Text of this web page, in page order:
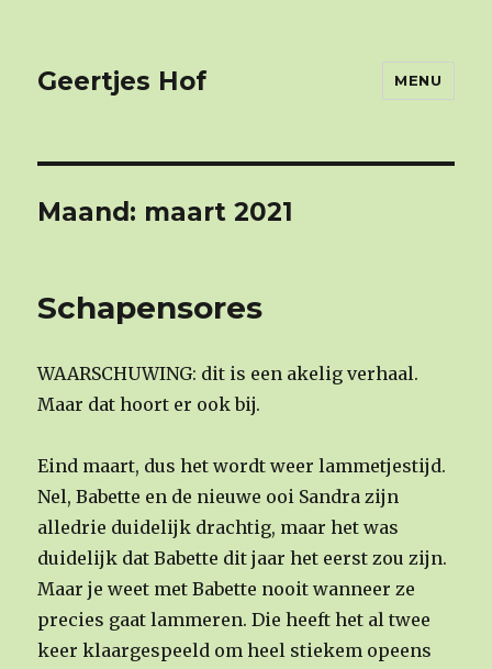
Geertjes Hof MENU
Maand: maart 2021
Schapensores
WAARSCHUWING: dit is een akelig verhaal.
Maar dat hoort er ook bij.
Eind maart, dus het wordt weer lammetjestijd.
Nel, Babette en de nieuwe ooi Sandra zijn
alledrie duidelijk drachtig, maar het was
duidelijk dat Babette dit jaar het eerst zou zijn.
Maar je weet met Babette nooit wanneer ze
precies gaat lammeren. Die heeft het al twee
keer klaargespeeld om heel stiekem opeens